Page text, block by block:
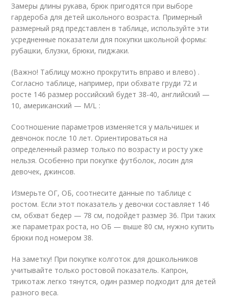
Замеры длины рукава, брюк пригодятся при выборе
гардероба для детей школьного возраста. Примерный
размерный ряд представлен в таблице, используйте эти
усредненные показатели для покупки школьной формы:
рубашки, блузки, брюки, пиджаки.
(Важно! Таблицу можно прокрутить вправо и влево) .
Согласно таблице, например, при обхвате груди 72 и
росте 146 размер российский будет 38-40, английский —
10, американский — M/L :
Соотношение параметров изменяется у мальчишек и
девчонок после 10 лет. Ориентироваться на
определенный размер только по возрасту и росту уже
нельзя. Особенно при покупке футболок, лосин для
девочек, джинсов.
Измерьте ОГ, ОБ, соотнесите данные по таблице с
ростом. Если этот показатель у девочки составляет 146
см, обхват бедер — 78 см, подойдет размер 36. При таких
же параметрах роста, но ОБ — выше 80 см, нужно купить
брюки под номером 38.
На заметку! При покупке колготок для дошкольников
учитывайте только ростовой показатель. Капрон,
трикотаж легко тянутся, один размер подходит для детей
разного веса.